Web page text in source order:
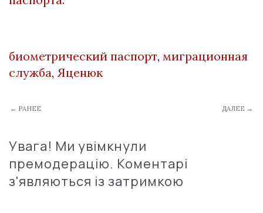
биометрический паспорт, миграционная
служба, Яценюк
← РАНЕЕ ДАЛЕЕ →
Увага! Ми увімкнули
премодерацію. Коментарі
з'являються із затримкою